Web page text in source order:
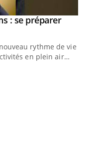
: se préparer
rythme de vie !
en plein air…